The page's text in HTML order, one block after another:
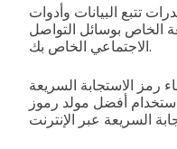
تتبع البيانات وأدوات
الخاص بوسائل التواصل
الاجتماعي الخاص بك.
رمز الاستجابة السريعة
أفضل مولد رموز